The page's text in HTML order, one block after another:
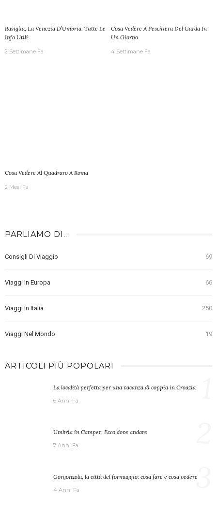
Rasiglia, La Venezia D’Umbria: Tutte Le
Info Utili
2 Settimane Fa
Cosa Vedere A Peschiera Del Garda In
Un Giorno
4 Settimane Fa
Cosa Vedere Al Quadraro A Roma
2 Mesi Fa
PARLIAMO DI…
Consigli Di Viaggio 69
Viaggi In Europa 66
Viaggi In Italia 250
Viaggi Nel Mondo 19
ARTICOLI PIÙ POPOLARI
La località perfetta per una vacanza di coppia in Croazia
6 Anni Fa
Umbria in Camper: Ecco dove andare
7 Anni Fa
Gorgonzola, la città del formaggio: cosa fare e cosa vedere
4 Anni Fa 3